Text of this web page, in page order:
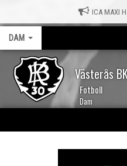
ICA MAXI
DAM
Västerås
Fotboll
Dam